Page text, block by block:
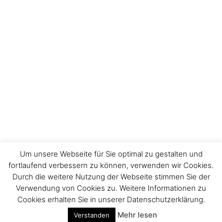
Impressum
Um unsere Webseite für Sie optimal zu gestalten und
fortlaufend verbessern zu können, verwenden wir Cookies.
Durch die weitere Nutzung der Webseite stimmen Sie der
Verwendung von Cookies zu. Weitere Informationen zu
Cookies erhalten Sie in unserer Datenschutzerklärung.
Verstanden Mehr lesen